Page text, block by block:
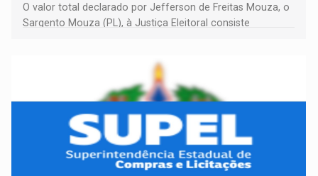
O valor total declarado por Jefferson de Freitas Mouza, o
Sargento Mouza (PL), à Justiça Eleitoral consiste